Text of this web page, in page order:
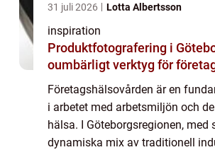
31 juli 2026 Lotta Albertsson
inspiration
Produktfotografering i
oumbärligt verktyg för
Företagshälsovården är en
i arbetet med arbetsmiljön och
hälsa. I Göteborgsregionen, med
dynamiska mix av traditionell